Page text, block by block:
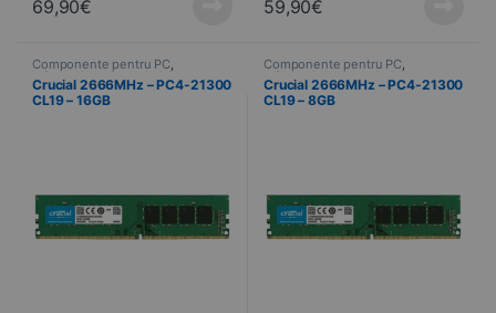
69,90€ 59,90€
Componente pentru PC,
Informatică ,Memorie PC
Crucial 2666MHz – PC4-21300
CL19 – 16GB
Componente pentru PC,
Informatică ,Memorie PC
Crucial 2666MHz – PC4-21300
CL19 – 8GB